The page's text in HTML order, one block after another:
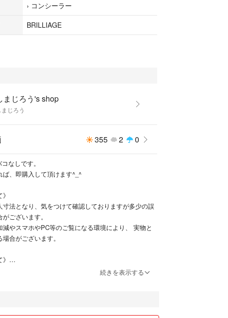
› コンシーラー
BRILLIAGE
まじろう's shop
まじろう
355 2 0
なしです。
ば、即購入して頂けます^_^
寸法となり、気をつけて確認しておりますが多少の誤
ございます。
やスマホやPC等のご覧になる環境により、 実物と
合がございます。
続きを表示する